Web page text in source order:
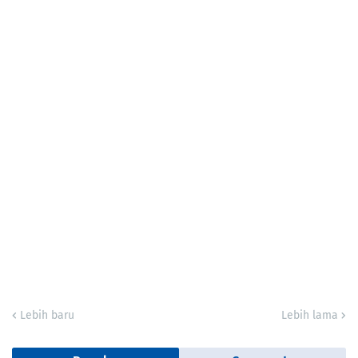
Lebih baru Lebih lama